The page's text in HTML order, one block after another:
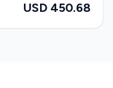
USD 450.68